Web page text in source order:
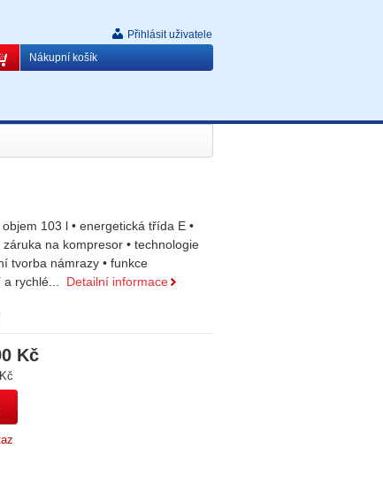
Přihlásit uživatele
Nákupní košík
103 l • energetická třída E •
na kompresor • technologie
tvorba námrazy • funkce
rychlé...
Detailní informace
Kč